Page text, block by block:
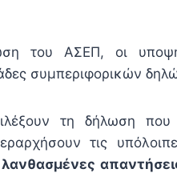
του ΑΣΕΠ, οι
συμπεριφορικών
τη δήλωση που
τις